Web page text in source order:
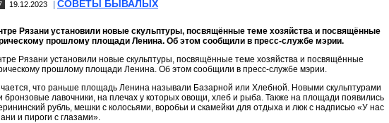
19.12.2023 СОВЕТЫ БЫВАЛЫХ
Рязани установили новые скульптуры, посвящённые теме хозяйства и посвящённые
прошлому площади Ленина. Об этом сообщили в пресс-службе мэрии.
Рязани установили новые скульптуры, посвящённые теме хозяйства и посвящённые
прошлому площади Ленина. Об этом сообщили в пресс-службе мэрии.
что раньше площадь Ленина называли Базарной или Хлебной. Новыми скульптурами
бронзовые лавочники, на плечах у которых овощи, хлеб и рыба. Также на площади появились
рубль, мешки с колосьями, воробьи и скамейки для отдыха и люк с надписью «У нас
и пироги с глазами».